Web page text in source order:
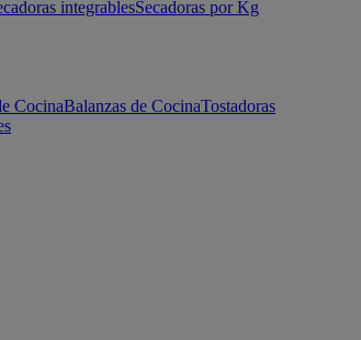
integrablesSecadoras por Kg
CocinaBalanzas de CocinaTostadoras